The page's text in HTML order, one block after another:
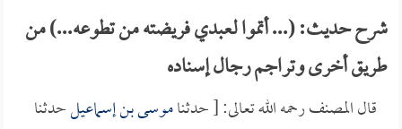
شرح حديث: (... أتموا لعبدي فريضته من تطوعه...) من
طريق أخرى وتراجم رجال إسناده
قال المصنف رحمه الله تعالى: [ حدثناموسى بن إسماعيلحدثنا